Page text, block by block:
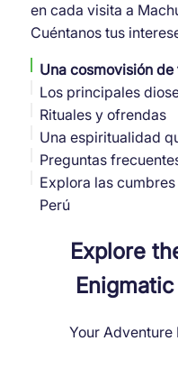
en cada visita a
Cuéntanos tus
Una cosmovisión
Los principales
Rituales y ofrendas
Una espiritualidad
Preguntas
Explora las
Perú
Explore
Your Adventure